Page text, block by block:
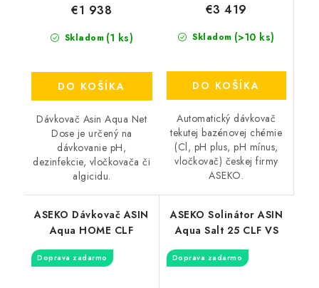
Skladom (1 ks)
€1 938
DO KOŠÍKA
Dávkovač Asin Aqua Net
Dose je určený na
dávkovanie pH,
dezinfekcie, vločkovača či
algicidu.
Skladom (>10 ks)
€3 419
DO KOŠÍKA
Automatický dávkovač
tekutej bazénovej chémie
(Cl, pH plus, pH mínus,
vločkovač) českej firmy
ASEKO.
ASEKO Dávkovač ASIN
Aqua HOME CLF
Doprava zadarmo
ASEKO Solinátor ASIN
Aqua Salt 25 CLF VS
Doprava zadarmo